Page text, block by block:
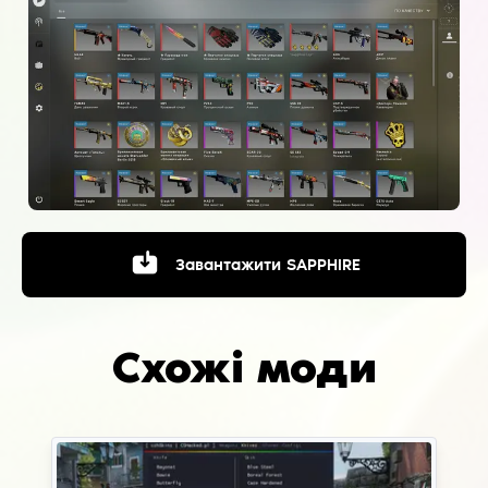
Завантажити SAPPHIRE
Схожі моди